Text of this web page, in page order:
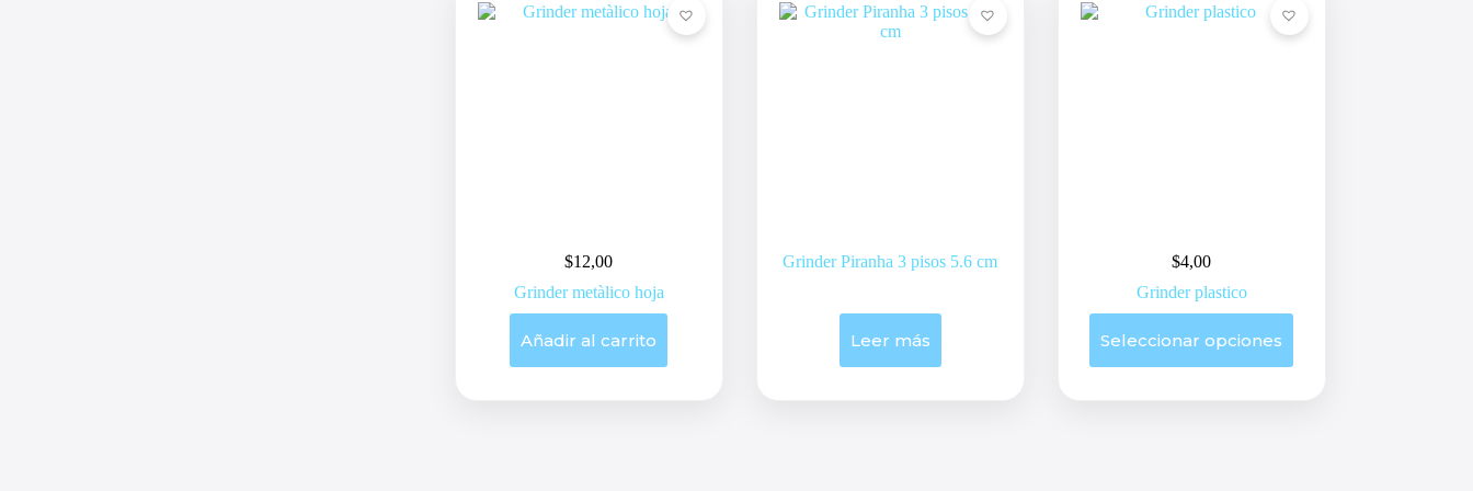
elegir
en
$12,00
Grinder metàlico hoja
Añadir al carrito
Grinder Piranha 3 pisos 5.6 cm
Leer más
$4,00
Grinder plastico
Seleccionar opciones
producto
variantes.